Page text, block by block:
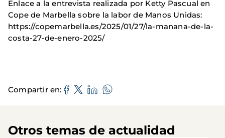
Enlace a la entrevista realizada por Ketty Pascual en
Cope de Marbella sobre la labor de Manos Unidas:
https://copemarbella.es/2025/01/27/la-manana-de-la-
costa-27-de-enero-2025/
Compartir en
Otros temas de actualidad